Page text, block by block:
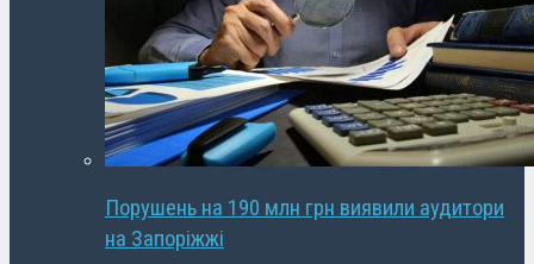
Порушень на 190 млн грн виявили аудитори
на Запоріжжі